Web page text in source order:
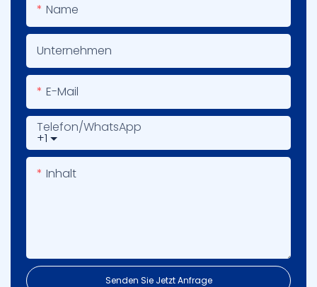
Name
Unternehmen
E-Mail
+1
Telefon/WhatsApp
Inhalt
Senden Sie Jetzt Anfrage